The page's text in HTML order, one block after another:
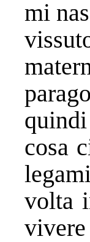
mi
cosa
volta